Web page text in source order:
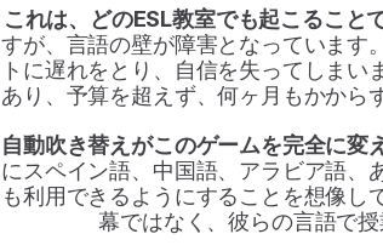
これは、どのESL教室でも起こることで
すが、言語の壁が障害となっています
トに遅れをとり、自信を失ってしま
あり、予算を超えず、何ヶ月もかから
自動吹き替えがこのゲームを完全に変
にスペイン語、中国語、アラビア語、
も利用できるようにすることを想像
幕ではなく、彼らの言語で